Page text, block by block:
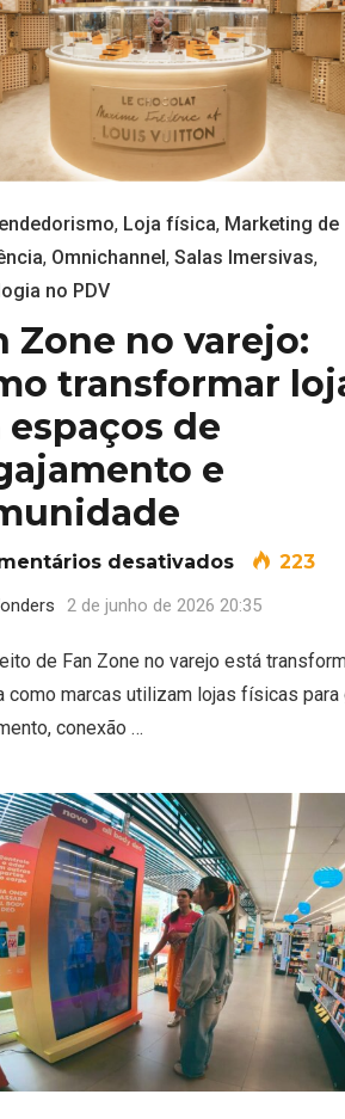
comprar deixa de ser o foco
, Loja física, Marketing de
, Omnichannel, Salas Imersivas,
no PDV
Zone no varejo:
transformar
espaços de
e
desativadosem Fan
223
2 de junho de 2026 20:35
de Fan Zone no varejo está
como marcas utilizam lojas físicas para
conexão …